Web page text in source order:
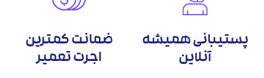
پستیبانی همیشه
آنلاین
ضمانت کمترین
اجرت تعمیر